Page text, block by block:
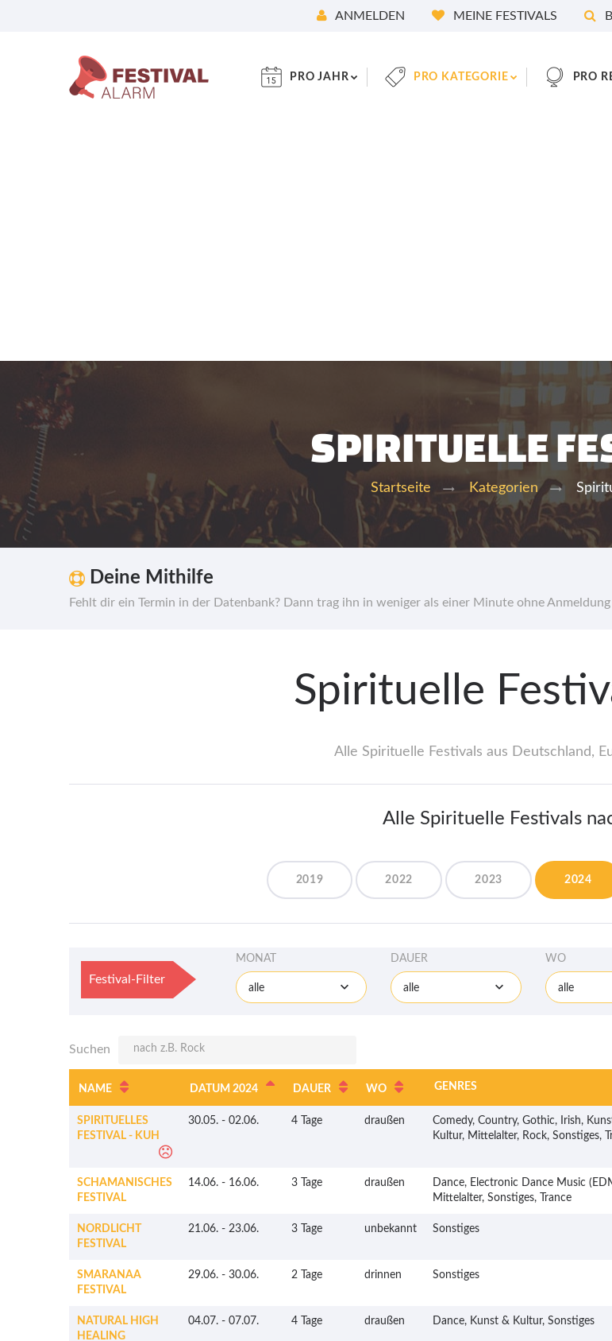
ANMELDEN MEINE FESTIVALS
PRO JAHR PRO KATEGORIE PRO
SPIRITUELLE
Startseite Kategorien
Deine Mithilfe
Fehlt dir ein Termin in der Datenbank? Dann trag ihn in weniger als einer Minute ohne Anmeldung
Spirituelle
Alle Spirituelle Festivals aus Deutschland,
Alle Spirituelle Festivals
2019 2022 2023 2024
Festival-Filter
MONAT
alle
DAUER
alle
WO
alle
Suchen
NAME DATUM 2024 DAUER WO GENRES
SPIRITUELLES
FESTIVAL - KUH
30.05. - 02.06. 4 Tage draußen
Comedy, Country, Gothic, Irish,
Kultur, Mittelalter, Rock, Sonstiges,
SCHAMANISCHES
FESTIVAL
14.06. - 16.06. 3 Tage draußen
Dance, Electronic Dance Music
Mittelalter, Sonstiges, Trance
NORDLICHT
FESTIVAL
21.06. - 23.06. 3 Tage unbekannt Sonstiges
SMARANAA
FESTIVAL
29.06. - 30.06. 2 Tage drinnen Sonstiges
NATURAL HIGH
HEALING
04.07. - 07.07. 4 Tage draußen Dance, Kunst & Kultur, Sonstiges